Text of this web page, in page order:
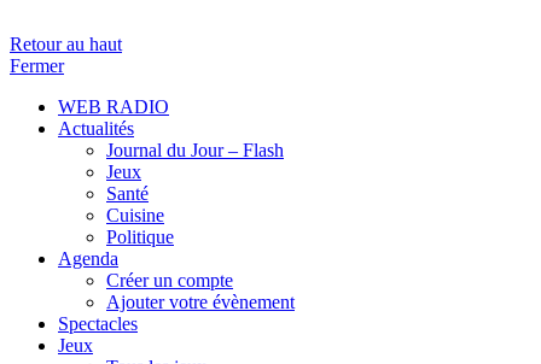
Retour au haut
Fermer
WEB RADIO
Actualités
Journal du Jour – Flash
Jeux
Santé
Cuisine
Politique
Agenda
Créer un compte
Ajouter votre évènement
Spectacles
Jeux